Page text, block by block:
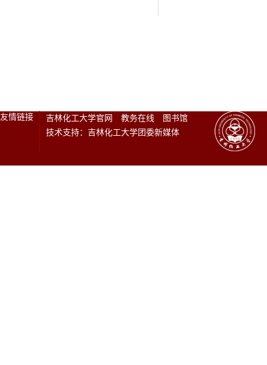
友情链接 吉林化工大学官网 教务在线
图书馆
技术支持：吉林化工大学团委新媒体